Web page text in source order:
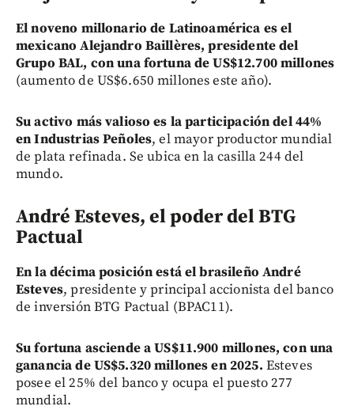
El noveno millonario de Latinoamérica es el
mexicano Alejandro Baillères, presidente del
Grupo BAL, con una fortuna de US$12.700 millones
(aumento de US$6.650 millones este año).
Su activo más valioso es la participación del 44%
en Industrias Peñoles, el mayor productor mundial
de plata refinada. Se ubica en la casilla 244 del
mundo.
André Esteves, el poder del BTG
Pactual
En la décima posición está el brasileño André
Esteves, presidente y principal accionista del banco
de inversión BTG Pactual (BPAC11).
Su fortuna asciende a US$11.900 millones, con una
ganancia de US$5.320 millones en 2025. Esteves
posee el 25% del banco y ocupa el puesto 277
mundial.